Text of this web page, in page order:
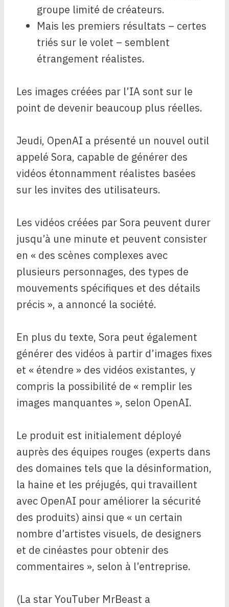
groupe limité de créateurs.
Mais les premiers résultats – certes
triés sur le volet – semblent
étrangement réalistes.
Les images créées par l’IA sont sur le
point de devenir beaucoup plus réelles.
Jeudi, OpenAI a présenté un nouvel outil
appelé Sora, capable de générer des
vidéos étonnamment réalistes basées
sur les invites des utilisateurs.
Les vidéos créées par Sora peuvent durer
jusqu’à une minute et peuvent consister
en « des scènes complexes avec
plusieurs personnages, des types de
mouvements spécifiques et des détails
précis », a annoncé la société.
En plus du texte, Sora peut également
générer des vidéos à partir d’images fixes
et « étendre » des vidéos existantes, y
compris la possibilité de « remplir les
images manquantes », selon OpenAI.
Le produit est initialement déployé
auprès des équipes rouges (experts dans
des domaines tels que la désinformation,
la haine et les préjugés, qui travaillent
avec OpenAI pour améliorer la sécurité
des produits) ainsi que « un certain
nombre d’artistes visuels, de designers
et de cinéastes pour obtenir des
commentaires », selon à l’entreprise.
(La star YouTuber MrBeast a